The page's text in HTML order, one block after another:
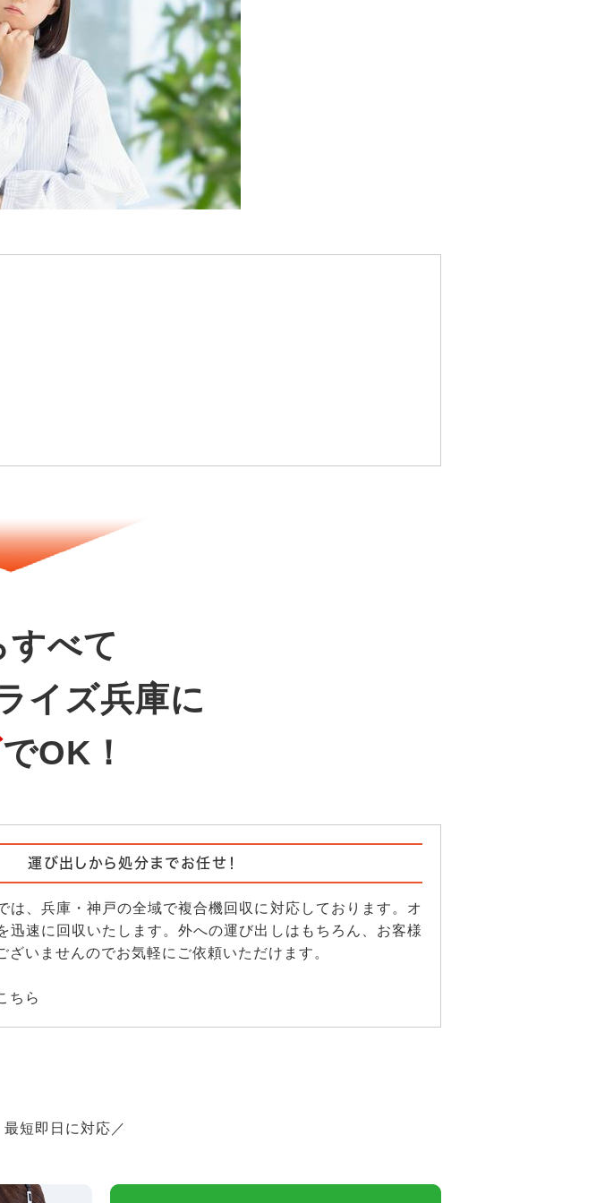
すべて
イズ兵庫に
でOK！
運び出しから処分までお任せ！
は、兵庫・神戸の全域で複合機回収に対応しております。オ
迅速に回収いたします。外への運び出しはもちろん、お客様
ざいませんのでお気軽にご依頼いただけます。
ちら
短即日に対応／